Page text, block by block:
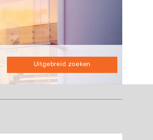
Uitgebreid zoeken